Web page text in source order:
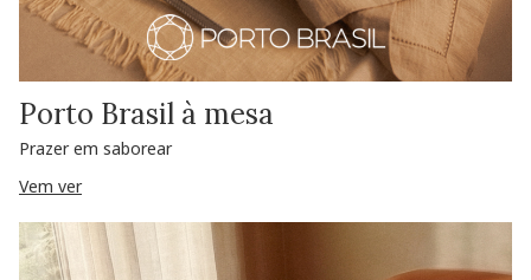
Porto Brasil à mesa
Prazer em saborear
Vem ver